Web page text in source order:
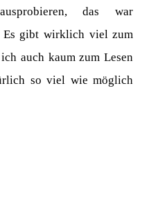
das war
gibt wirklich viel zum
auch kaum zum Lesen
so viel wie möglich